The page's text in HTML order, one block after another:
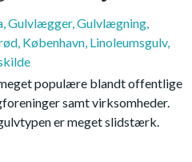
,Gulvlægger,Gulvlægning,
, København, Linoleumsgulv,
populære blandt offentlige
samt virksomheder.
er meget slidstærk.